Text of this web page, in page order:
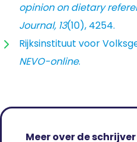
opinion on dietary
Journal, 13(10), 4254.
Rijksinstituut voor
NEVO-online.
Meer over de schrijver